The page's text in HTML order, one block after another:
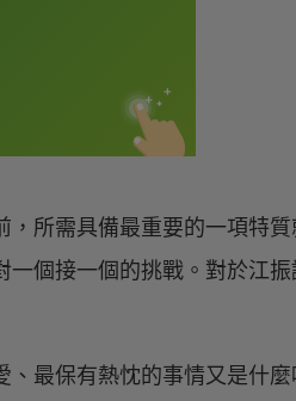
所需具備最重要的一項特質
一個接一個的挑戰。對於江振
最保有熱忱的事情又是什麼